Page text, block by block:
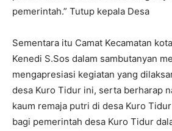
pemerintah.” Tutup kepala Desa
Sementara itu Camat Kecamatan
Kenedi S.Sos dalam sambutanyan
mengapresiasi kegiatan yang
desa Kuro Tidur ini, serta berharap
kaum remaja putri di desa Kuro
bagi pemerintah desa Kuro Tidur